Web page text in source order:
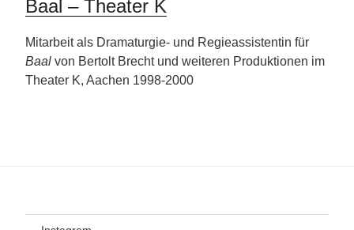
Baal – Theater K
Mitarbeit als Dramaturgie- und Regieassistentin für
Baal von Bertolt Brecht und weiteren Produktionen im
Theater K, Aachen 1998-2000